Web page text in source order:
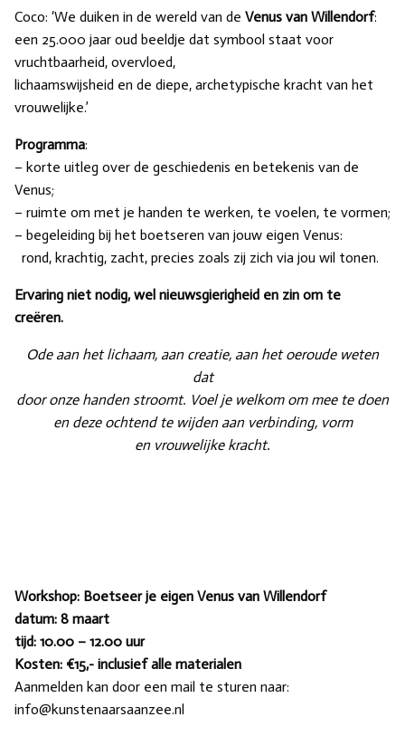
Coco: ‘We duiken in de wereld van de Venus van Willendorf:
een 25.000 jaar oud beeldje dat symbool staat voor
vruchtbaarheid, overvloed,
lichaamswijsheid en de diepe, archetypische kracht van het
vrouwelijke.’
Programma:
– korte uitleg over de geschiedenis en betekenis van de
Venus;
– ruimte om met je handen te werken, te voelen, te vormen;
– begeleiding bij het boetseren van jouw eigen Venus:
rond, krachtig, zacht, precies zoals zij zich via jou wil tonen.
Ervaring niet nodig, wel nieuwsgierigheid en zin om te
creëren.
Ode aan het lichaam, aan creatie, aan het oeroude weten
dat
door onze handen stroomt. Voel je welkom om mee te doen
en deze ochtend te wijden aan verbinding, vorm
en vrouwelijke kracht.
Workshop: Boetseer je eigen Venus van Willendorf
datum: 8 maart
tijd: 10.00 – 12.00 uur
Kosten: €15,- inclusief alle materialen
Aanmelden kan door een mail te sturen naar:
info@kunstenaarsaanzee.nl